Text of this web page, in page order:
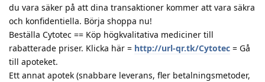
du vara säker på att dina transaktioner kommer att vara säkra
och konfidentiella. Börja shoppa nu!
Beställa Cytotec == Köp högkvalitativa mediciner till
rabatterade priser. Klicka här = http://url-qr.tk/Cytotec = Gå
till apoteket.
Ett annat apotek (snabbare leverans, fler betalningsmetoder,